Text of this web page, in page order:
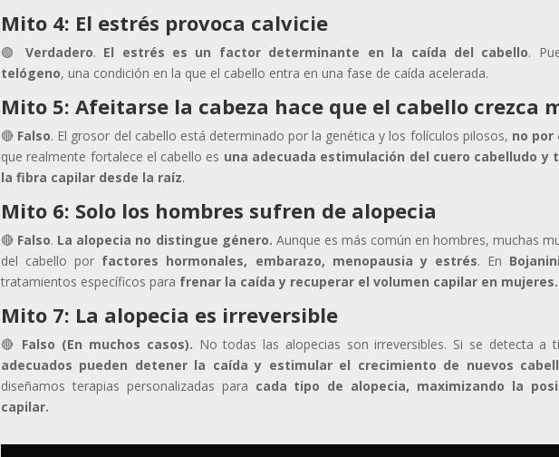
Mito 4: El estrés provoca calvicie
🟢 Verdadero. El estrés es un factor determinante en la caída del cabello.
telógeno, una condición en la que el cabello entra en una fase de caída acelerada.
Mito 5: Afeitarse la cabeza hace que el cabello crezca
🔴 Falso. El grosor del cabello está determinado por la genética y los folículos pilosos, no por
que realmente fortalece el cabello es una adecuada estimulación del cuero cabelludo
la fibra capilar desde la raíz.
Mito 6: Solo los hombres sufren de alopecia
🔴 Falso. La alopecia no distingue género. Aunque es más común en hombres, muchas
del cabello por factores hormonales, embarazo, menopausia y estrés. En
tratamientos específicos para frenar la caída y recuperar el volumen capilar en mujeres.
Mito 7: La alopecia es irreversible
🔴 Falso (En muchos casos). No todas las alopecias son irreversibles. Si se detecta a
adecuados pueden detener la caída y estimular el crecimiento de nuevos
diseñamos terapias personalizadas para cada tipo de alopecia, maximizando la
capilar.